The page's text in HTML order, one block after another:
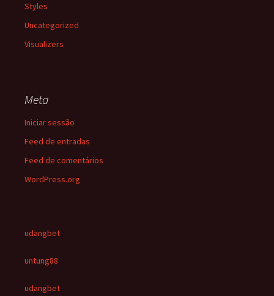
Styles
Uncategorized
Visualizers
Meta
Iniciar sessão
Feed de entradas
Feed de comentários
WordPress.org
udangbet
untung88
udangbet